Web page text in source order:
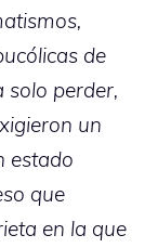
de
solo perder,
un
estado
que
en la que